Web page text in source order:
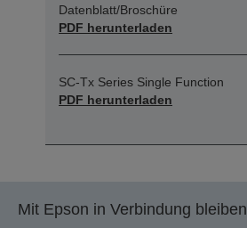
Datenblatt/Broschüre
PDF herunterladen
SC-Tx Series Single Function
PDF herunterladen
Mit Epson in Verbindung bleiben